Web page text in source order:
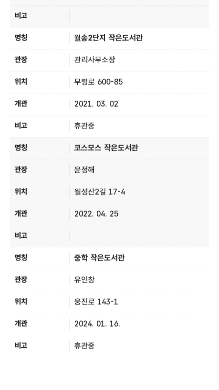
월송2단지 작은도서관
관리사무소장
무령로 600-85
2021. 03. 02
휴관중
코스모스 작은도서관
윤정해
월성산2길 17-4
2022. 04. 25
중학 작은도서관
유인창
웅진로 143-1
2024. 01. 16.
휴관중